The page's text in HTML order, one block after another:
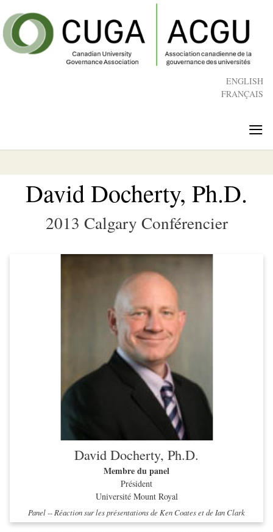
to
main
content
ENGLISH
FRANÇAIS
≡
David Docherty, Ph.D.
2013 Calgary Conférencier
David Docherty, Ph.D.
Membre du panel
Président
Université Mount Royal
Panel -- Réaction sur les présentations de Ken Coates et de Ian Clark